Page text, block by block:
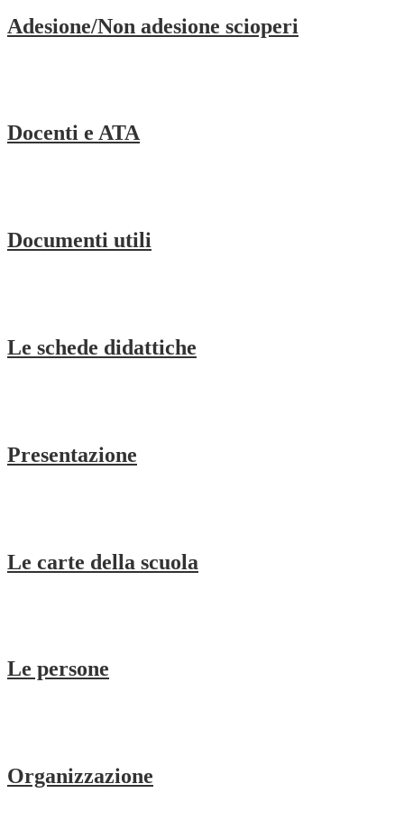
Adesione/Non adesione scioperi
Docenti e ATA
Documenti utili
Le schede didattiche
Presentazione
Le carte della scuola
Le persone
Organizzazione